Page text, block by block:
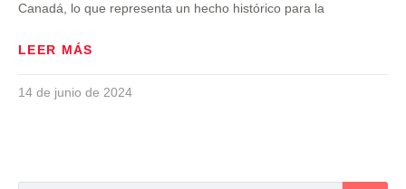
Canadá, lo que representa un hecho histórico para la
LEER MÁS
14 de junio de 2024